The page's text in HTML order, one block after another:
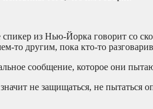
из Нью-Йорка говорит со
то другим, пока кто-то
сообщение, которое они
не защищаться, не пытаться